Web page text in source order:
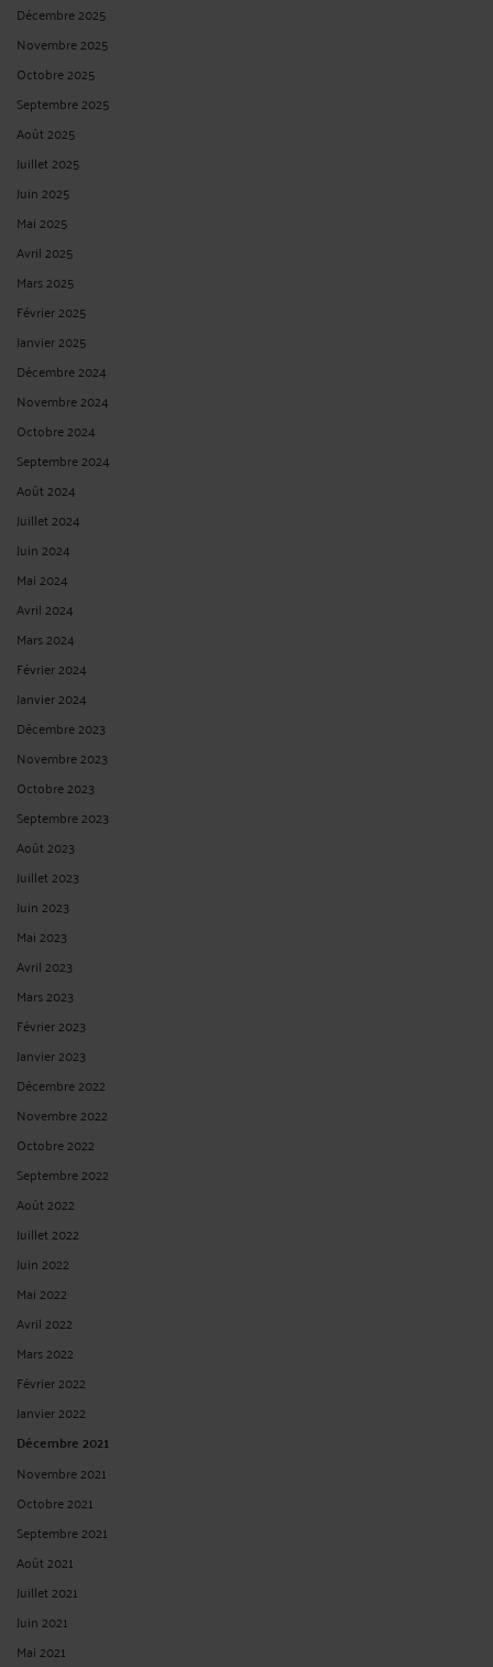
Décembre 2025
Novembre 2025
Octobre 2025
Septembre 2025
Août 2025
Juillet 2025
Juin 2025
Mai 2025
Avril 2025
Mars 2025
Février 2025
Janvier 2025
Décembre 2024
Novembre 2024
Octobre 2024
Septembre 2024
Août 2024
Juillet 2024
Juin 2024
Mai 2024
Avril 2024
Mars 2024
Février 2024
Janvier 2024
Décembre 2023
Novembre 2023
Octobre 2023
Septembre 2023
Août 2023
Juillet 2023
Juin 2023
Mai 2023
Avril 2023
Mars 2023
Février 2023
Janvier 2023
Décembre 2022
Novembre 2022
Octobre 2022
Septembre 2022
Août 2022
Juillet 2022
Juin 2022
Mai 2022
Avril 2022
Mars 2022
Février 2022
Janvier 2022
Décembre 2021
Novembre 2021
Octobre 2021
Septembre 2021
Août 2021
Juillet 2021
Juin 2021
Mai 2021